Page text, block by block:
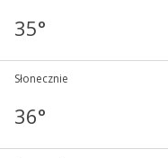
35°
Słonecznie
36°